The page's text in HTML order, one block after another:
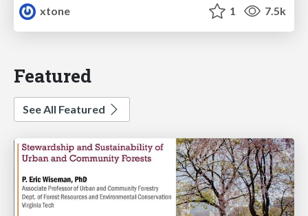
xtone
1 7.5k
Featured
See All Featured